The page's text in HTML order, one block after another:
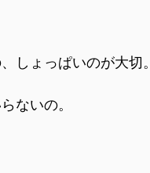
しょっぱいのが大切。
ないの。